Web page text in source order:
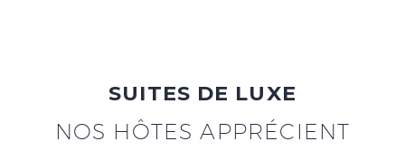
SUITES DE LUXE
NOS HÔTES APPRÉCIENT